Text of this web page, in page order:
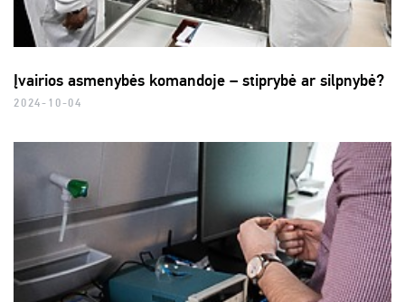
Įvairios asmenybės komandoje – stiprybė ar silpnybė?
2024-10-04